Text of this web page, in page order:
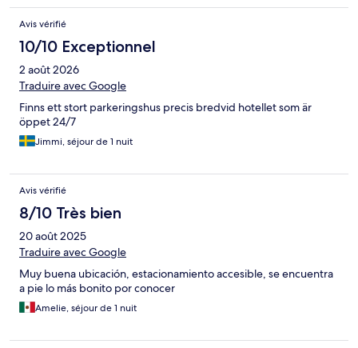
Avis vérifié
10/10 Exceptionnel
2 août 2026
Traduire avec Google
Finns ett stort parkeringshus precis bredvid hotellet som är
öppet 24/7
Jimmi, séjour de 1 nuit
Avis vérifié
8/10 Très bien
20 août 2025
Traduire avec Google
Muy buena ubicación, estacionamiento accesible, se encuentra
a pie lo más bonito por conocer
Amelie, séjour de 1 nuit